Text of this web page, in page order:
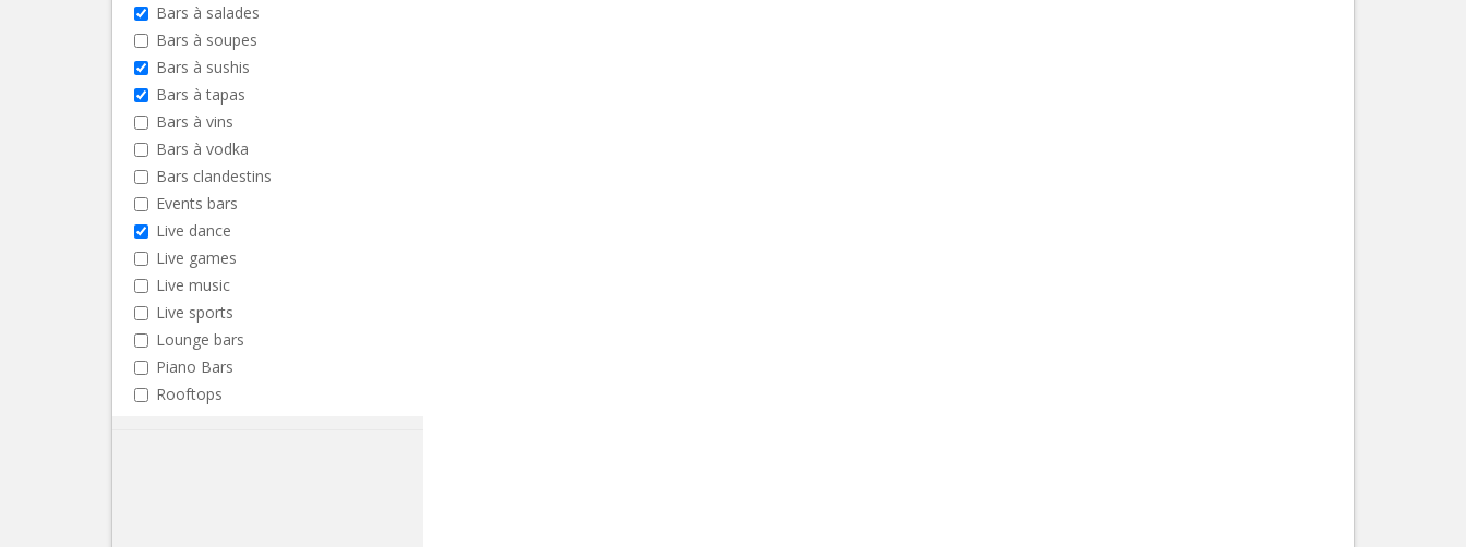
Bars à salades
Bars à soupes
Bars à sushis
Bars à tapas
Bars à vins
Bars à vodka
Bars clandestins
Events bars
Live dance
Live games
Live music
Live sports
Lounge bars
Piano Bars
Rooftops